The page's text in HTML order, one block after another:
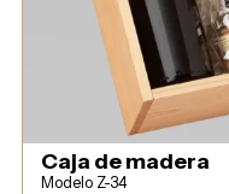
Caja de madera
Modelo Z-34